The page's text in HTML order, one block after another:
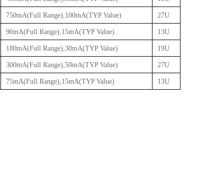
750mA(Full Range),100mA(TYP Value) 27U
90mA(Full Range),15mA(TYP Value) 13U
180mA(Full Range),30mA(TYP Value) 19U
300mA(Full Range),50mA(TYP Value) 27U
75mA(Full Range),15mA(TYP Value) 13U